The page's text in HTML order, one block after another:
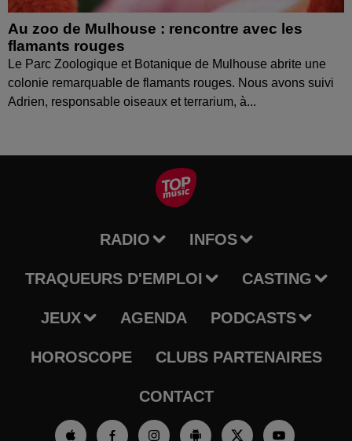
Au zoo de Mulhouse : rencontre avec les
flamants rouges
Le Parc Zoologique et Botanique de Mulhouse abrite une
colonie remarquable de flamants rouges. Nous avons suivi
Adrien, responsable oiseaux et terrarium, à...
RADIO INFOS
TRAQUEURS D'EMPLOI CASTING
JEUX AGENDA PODCASTS
HOROSCOPE CLUBS PARTENAIRES
CONTACT